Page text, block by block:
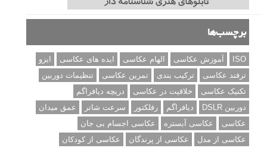
برچسب‌ها
ISO آموزش عکاسی الهام عکاسی ایده های عکاسی
ایزو
ترفند عکاسی
ترکیب بندی تمرین عکاسی
تنظیمات دوربین
تکنیک عکاسی
خلاقیت در عکاسی
دریچه دیافراگم
دوربین DSLR
دیافراگم رفلکتور سرعت شاتر
عمق میدان
عکاسی
عکاسی آبستره
عکاسی اجسام بی جان
عکاسی از مدل
عکاسی از پرندگان
عکاسی از کودکان